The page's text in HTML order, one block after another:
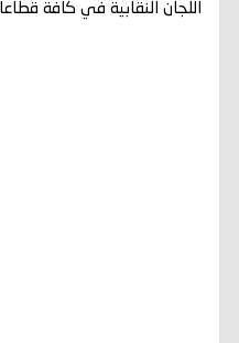
اللجان النقابية في كافة